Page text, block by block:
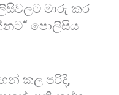
මාරු කර
පොලිසිය
කල පරිදි,